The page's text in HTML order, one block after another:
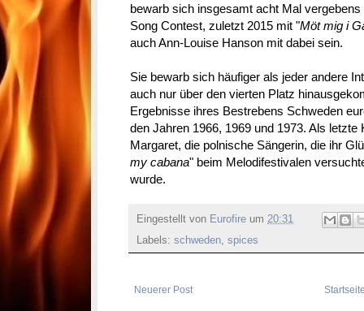
bewarb sich insgesamt acht Mal
Song Contest, zuletzt 2015 mit "Möt mig i
auch Ann-Louise Hanson mit dabei sein.
Sie bewarb sich häufiger als jeder andere
auch nur über den vierten Platz
Ergebnisse ihres Bestrebens Schweden
den Jahren 1966, 1969 und 1973. Als letzte
Margaret, die polnische Sängerin, die ihr
my cabana" beim Melodifestivalen
wurde.
Eingestellt von Eurofire um 20:31
Labels: schweden, spices
Neuerer Post